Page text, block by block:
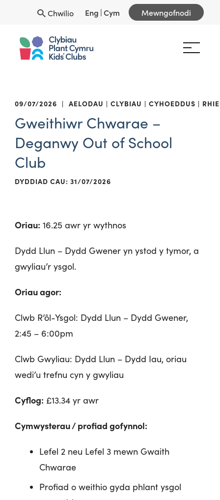
Chwilio Eng |Cym Mewngofnodi
09/07/2026 | AELODAU CLYBIAU CYHOEDDUS
Gweithiwr Chwarae –
Deganwy Out of School
Club
DYDDIAD CAU: 31/07/2026
Oriau: 16.25 awr yr wythnos
Dydd Llun – Dydd Gwener yn ystod y tymor, a
gwyliau’r ysgol.
Oriau agor:
Clwb R’ôl-Ysgol: Dydd Llun – Dydd Gwener,
2:45 – 6:00pm
Clwb Gwyliau: Dydd Llun – Dydd Iau, oriau
wedi’u trefnu cyn y gwyliau
Cyflog: £13.34 yr awr
Cymwysterau / profiad gofynnol:
Lefel 2 neu Lefel 3 mewn Gwaith
Chwarae
Profiad o weithio gyda phlant ysgol